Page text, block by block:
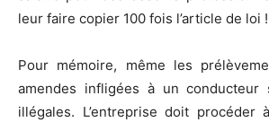
leur faire copier 100 fois l’article de loi !
Pour mémoire, même les
amendes infligées à un conducteur
illégales. L’entreprise doit procéder